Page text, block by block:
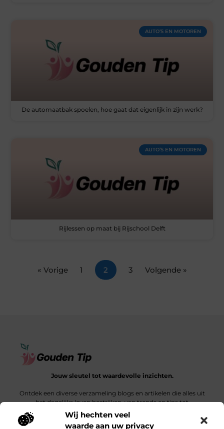
Wij hechten veel
waarde aan uw privacy
AUTO’S EN MOTOREN
De automaatbak spoelen, hoe gaat dat eigenlijk in zijn werk?
AUTO’S EN MOTOREN
Rijlessen op maat bij Rijschool Delft
« Vorige 1 2 3 Volgende »
Jouw sleutel tot waardevolle inzichten.
Ontdek een diverse verzameling blogs en artikelen die alles uit
het dagelijks leven bestrijken, van trends en tips tot
diepgaande verhalen.